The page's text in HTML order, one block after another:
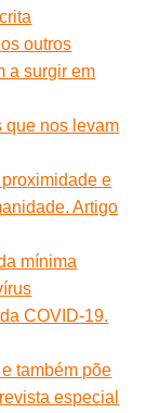
outros
a surgir em
que nos levam
e
Artigo
mínima
COVID-19.
também põe
especial